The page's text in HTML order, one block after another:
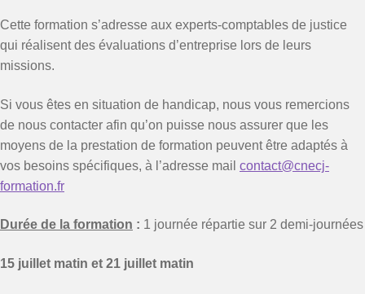
Cette formation s’adresse aux experts-comptables de justice
qui réalisent des évaluations d’entreprise lors de leurs
missions.
Si vous êtes en situation de handicap, nous vous remercions
de nous contacter afin qu’on puisse nous assurer que les
moyens de la prestation de formation peuvent être adaptés à
vos besoins spécifiques, à l’adresse mail contact@cnecj-
formation.fr
Durée de la formation : 1 journée répartie sur 2 demi-journées
15 juillet matin et 21 juillet matin